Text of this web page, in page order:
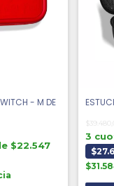
- M DE
$22.547
3